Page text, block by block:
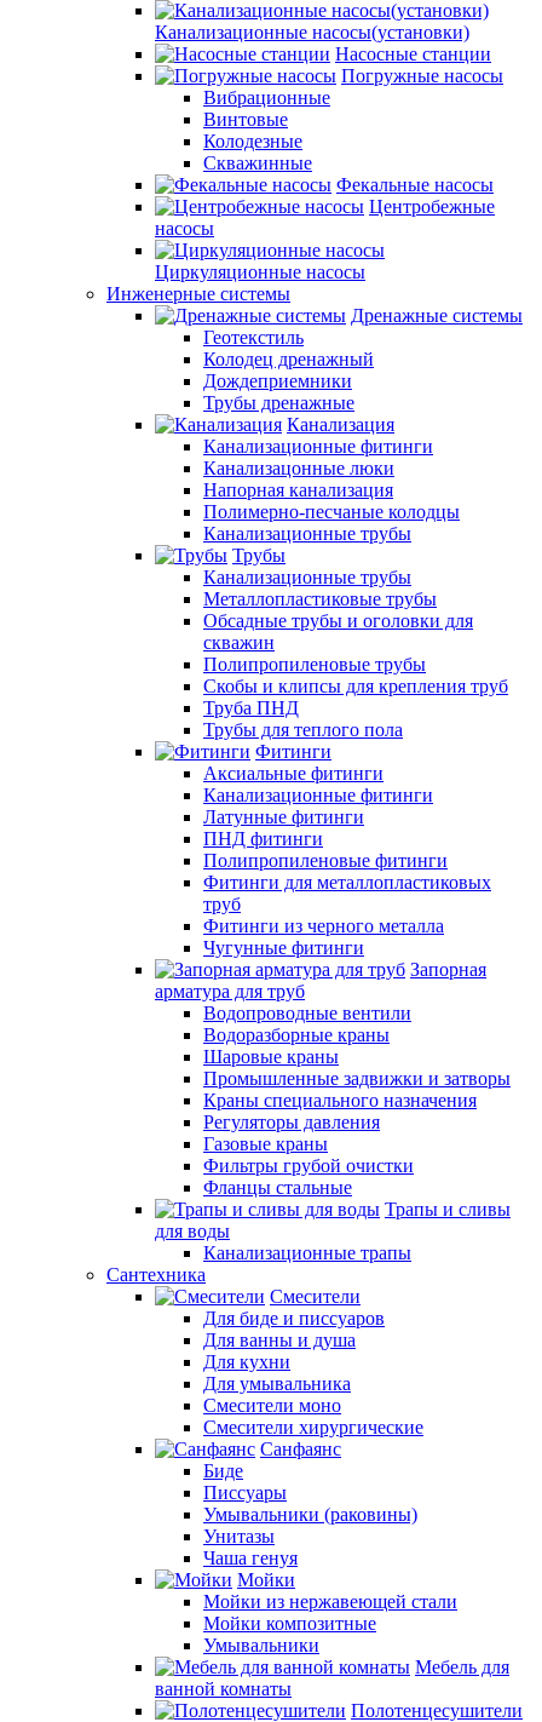
Канализационные насосы(установки)
Насосные станции
Погружные насосы
Вибрационные
Винтовые
Колодезные
Скважинные
Фекальные насосы
Центробежные
насосы
Циркуляционные насосы
Инженерные системы
Дренажные системы
Геотекстиль
Колодец дренажный
Дождеприемники
Трубы дренажные
Канализация
Канализационные фитинги
Канализацонные люки
Напорная канализация
Полимерно-песчаные колодцы
Канализационные трубы
Трубы
Канализационные трубы
Металлопластиковые трубы
Обсадные трубы и оголовки для
скважин
Полипропиленовые трубы
Скобы и клипсы для крепления труб
Труба ПНД
Трубы для теплого пола
Фитинги
Аксиальные фитинги
Канализационные фитинги
Латунные фитинги
ПНД фитинги
Полипропиленовые фитинги
Фитинги для металлопластиковых
труб
Фитинги из черного металла
Чугунные фитинги
Запорная
арматура для труб
Водопроводные вентили
Водоразборные краны
Шаровые краны
Промышленные задвижки и затворы
Краны специального назначения
Регуляторы давления
Газовые краны
Фильтры грубой очистки
Фланцы стальные
Трапы и сливы
для воды
Канализационные трапы
Сантехника
Смесители
Для биде и писсуаров
Для ванны и душа
Для кухни
Для умывальника
Смесители моно
Смесители хирургические
Санфаянс
Биде
Писсуары
Умывальники (раковины)
Унитазы
Чаша генуя
Мойки
Мойки из нержавеющей стали
Мойки композитные
Умывальники
Мебель для
ванной комнаты
Полотенцесушители